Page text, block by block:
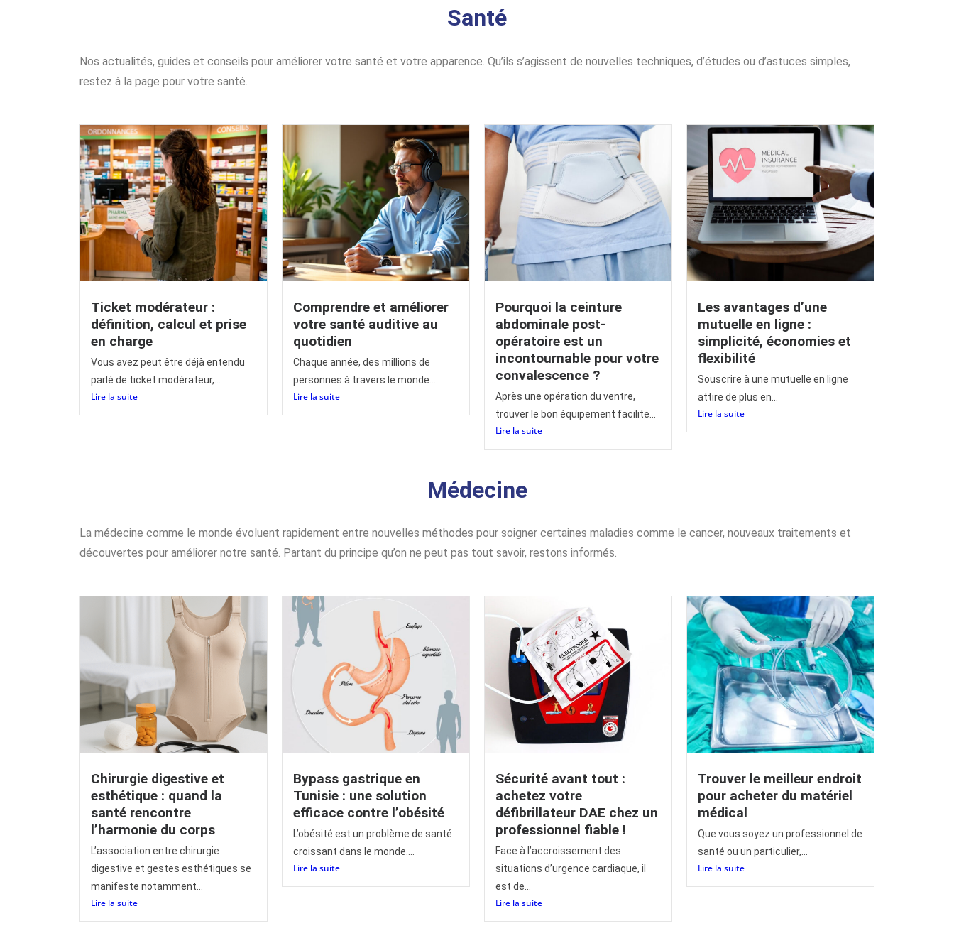
Santé
Nos actualités, guides et conseils pour améliorer votre santé et votre apparence. Qu’ils s’agissent de nouvelles techniques, d’études ou d’astuces simples,
restez à la page pour votre santé.
Ticket modérateur :
définition, calcul et prise
en charge
Vous avez peut être déjà entendu
parlé de ticket modérateur,...
Lire la suite
Comprendre et améliorer
votre santé auditive au
quotidien
Chaque année, des millions de
personnes à travers le monde...
Lire la suite
Pourquoi la ceinture
abdominale post-
opératoire est un
incontournable pour votre
convalescence ?
Après une opération du ventre,
trouver le bon équipement facilite...
Lire la suite
Les avantages d’une
mutuelle en ligne :
simplicité, économies et
flexibilité
Souscrire à une mutuelle en ligne
attire de plus en...
Lire la suite
Médecine
La médecine comme le monde évoluent rapidement entre nouvelles méthodes pour soigner certaines maladies comme le cancer, nouveaux traitements et
découvertes pour améliorer notre santé. Partant du principe qu’on ne peut pas tout savoir, restons informés.
Chirurgie digestive et
esthétique : quand la
santé rencontre
l’harmonie du corps
L’association entre chirurgie
digestive et gestes esthétiques se
manifeste notamment...
Lire la suite
Bypass gastrique en
Tunisie : une solution
efficace contre l’obésité
L’obésité est un problème de santé
croissant dans le monde....
Lire la suite
Sécurité avant tout :
achetez votre
défibrillateur DAE chez un
professionnel fiable !
Face à l’accroissement des
situations d’urgence cardiaque, il
est de...
Lire la suite
Trouver le meilleur endroit
pour acheter du matériel
médical
Que vous soyez un professionnel de
santé ou un particulier,...
Lire la suite